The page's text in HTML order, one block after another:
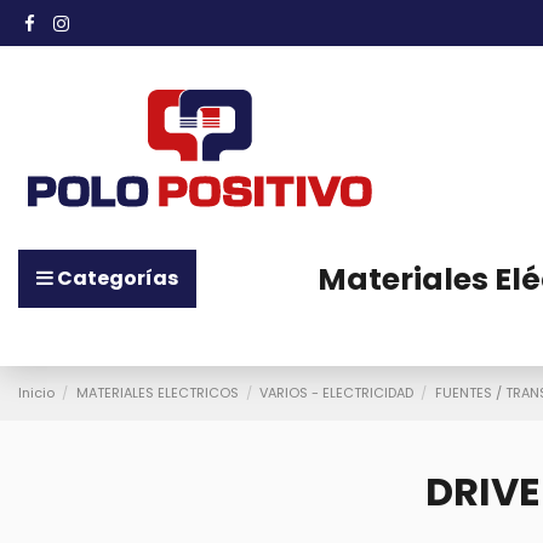
Categorías Materiales
Inicio MATERIALES ELECTRICOS VARIOS - ELECTRICIDAD FUENTES /